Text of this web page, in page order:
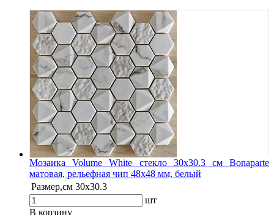
Мозаика Volume White стекло 30х30.3 см Bonaparte
матовая, рельефная чип 48х48 мм, белый
Размер,см 30х30.3
шт
В корзину